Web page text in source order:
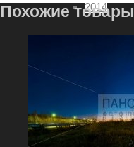
2014
2017
Похожие товары